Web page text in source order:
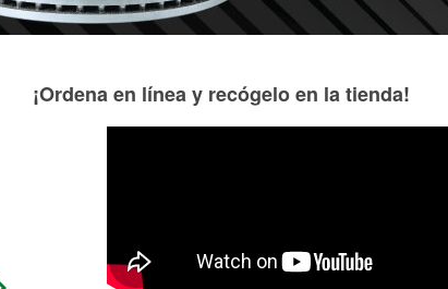
The customer service here is
awesome! I had to exchange a
The absolute
Camas O’Reilly.
¡Ordena en línea y recógelo en la tienda!